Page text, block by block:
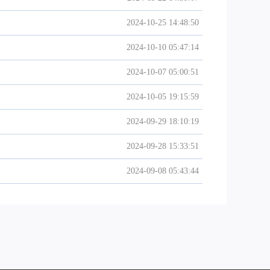
2024-10-25 14:48:50
2024-10-10 05:47:14
2024-10-07 05:00:51
2024-10-05 19:15:59
2024-09-29 18:10:19
2024-09-28 15:33:51
2024-09-08 05:43:44